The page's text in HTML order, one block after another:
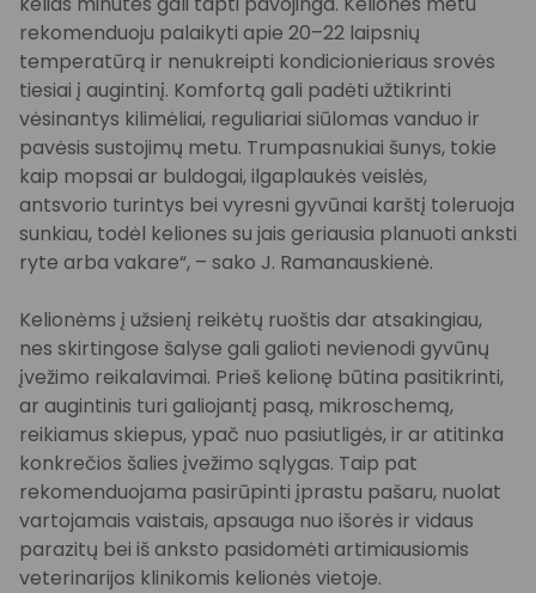
rekomenduoju palaikyti apie 20–22 laipsnių
temperatūrą ir nenukreipti kondicionieriaus srovės
tiesiai į augintinį. Komfortą gali padėti užtikrinti
vėsinantys kilimėliai, reguliariai siūlomas vanduo ir
pavėsis sustojimų metu. Trumpasnukiai šunys, tokie
kaip mopsai ar buldogai, ilgaplaukės veislės,
antsvorio turintys bei vyresni gyvūnai karštį toleruoja
sunkiau, todėl keliones su jais geriausia planuoti anksti
ryte arba vakare“, – sako J. Ramanauskienė.
Kelionėms į užsienį reikėtų ruoštis dar atsakingiau,
nes skirtingose šalyse gali galioti nevienodi gyvūnų
įvežimo reikalavimai. Prieš kelionę būtina pasitikrinti,
ar augintinis turi galiojantį pasą, mikroschemą,
reikiamus skiepus, ypač nuo pasiutligės, ir ar atitinka
konkrečios šalies įvežimo sąlygas. Taip pat
rekomenduojama pasirūpinti įprastu pašaru, nuolat
vartojamais vaistais, apsauga nuo išorės ir vidaus
parazitų bei iš anksto pasidomėti artimiausiomis
veterinarijos klinikomis kelionės vietoje.